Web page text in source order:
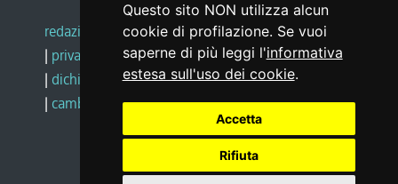
Questo sito NON utilizza alcun
cookie di profilazione. Se vuoi
saperne di più leggi l'informativa
estesa sull'uso dei cookie.
Accetta
Rifiuta
redazione web |note legali |glossario
| privacy
social media policy
| dichiarazione di accessibilità |feedback
| cambio preferenze cookie
Realizzato da